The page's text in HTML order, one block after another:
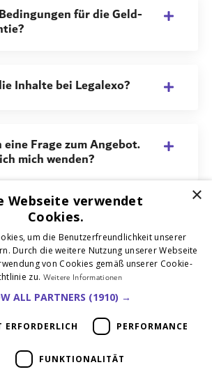
für die Geld-
Inhalte bei Legalexo?
eine Frage zum Angebot.
mich wenden?
Jetzt starten
kündigen
Verträge widerrufen
×
Webseite verwendet
Cookies.
um die Benutzerfreundlichkeit unserer
Durch die weitere Nutzung unserer Webseite
von Cookies gemäß unserer Cookie-
zu. Weitere Informationen
ALL PARTNERS (1910) →
ERFORDERLICH PERFORMANCE
FUNKTIONALITÄT